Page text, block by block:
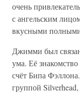
очень
с ангельским
вкусными
Джимми был
ума. Её
счёт Бипа
группой